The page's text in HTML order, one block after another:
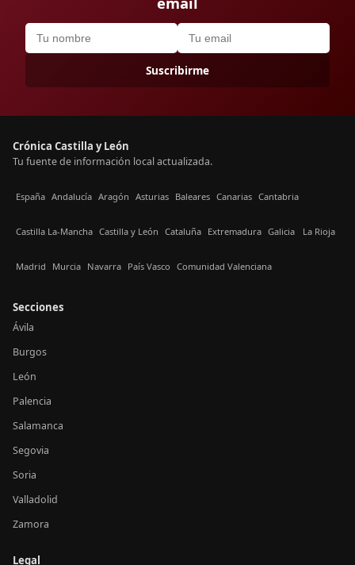
Suscribirme
Crónica Castilla y León
Tu fuente de información local actualizada.
España Andalucía Aragón Asturias Baleares Canarias Cantabria
Castilla La-Mancha Castilla y León Cataluña Extremadura Galicia La Rioja
Madrid Murcia Navarra País Vasco Comunidad Valenciana
Secciones
Ávila
Burgos
León
Palencia
Salamanca
Segovia
Soria
Valladolid
Zamora
Legal